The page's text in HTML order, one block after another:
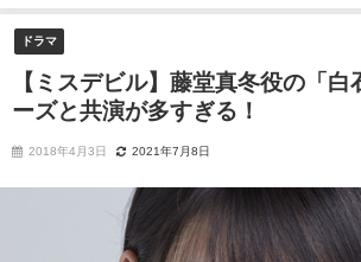
ドラマ
【ミスデビル】藤堂真冬役の「白
ーズと共演が多すぎる！
2018年4月3日 2021年7月8日